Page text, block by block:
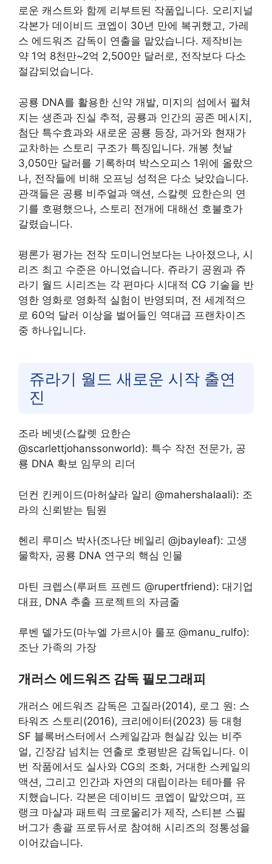
로운 캐스트와 함께 리부트된 작품입니다. 오리지널
각본가 데이비드 코엡이 30년 만에 복귀했고, 가레
스 에드워즈 감독이 연출을 맡았습니다. 제작비는
약 1억 8천만~2억 2,500만 달러로, 전작보다 다소
절감되었습니다.
공룡 DNA를 활용한 신약 개발, 미지의 섬에서 펼쳐
지는 생존과 진실 추적, 공룡과 인간의 공존 메시지,
첨단 특수효과와 새로운 공룡 등장, 과거와 현재가
교차하는 스토리 구조가 특징입니다. 개봉 첫날
3,050만 달러를 기록하며 박스오피스 1위에 올랐으
나, 전작들에 비해 오프닝 성적은 다소 낮았습니다.
관객들은 공룡 비주얼과 액션, 스칼렛 요한슨의 연
기를 호평했으나, 스토리 전개에 대해선 호불호가
갈렸습니다.
평론가 평가는 전작 도미니언보다는 나아졌으나, 시
리즈 최고 수준은 아니었습니다. 쥬라기 공원과 쥬
라기 월드 시리즈는 각 편마다 시대적 CG 기술을 반
영한 영화로 영화적 실험이 반영되며, 전 세계적으
로 60억 달러 이상을 벌어들인 역대급 프랜차이즈
중 하나입니다.
쥬라기 월드 새로운 시작 출연
진
조라 베넷(스칼렛 요한슨
@scarlettjohanssonworld): 특수 작전 전문가, 공
룡 DNA 확보 임무의 리더
던컨 킨케이드(마허샬라 알리 @mahershalaali): 조
라의 신뢰받는 팀원
헨리 루미스 박사(조나단 베일리 @jbayleaf): 고생
물학자, 공룡 DNA 연구의 핵심 인물
마틴 크렙스(루퍼트 프렌드 @rupertfriend): 대기업
대표, DNA 추출 프로젝트의 자금줄
루벤 델가도(마누엘 가르시아 룰포 @manu_rulfo):
조난 가족의 가장
개러스 에드워즈 감독 필모그래피
개러스 에드워즈 감독은 고질라(2014), 로그 원: 스
타워즈 스토리(2016), 크리에이터(2023) 등 대형
SF 블록버스터에서 스케일감과 현실감 있는 비주
얼, 긴장감 넘치는 연출로 호평받은 감독입니다. 이
번 작품에서도 실사와 CG의 조화, 거대한 스케일의
액션, 그리고 인간과 자연의 대립이라는 테마를 유
지했습니다. 각본은 데이비드 코엡이 맡았으며, 프
랭크 마샬과 패트릭 크로울리가 제작, 스티븐 스필
버그가 총괄 프로듀서로 참여해 시리즈의 정통성을
이어갔습니다.